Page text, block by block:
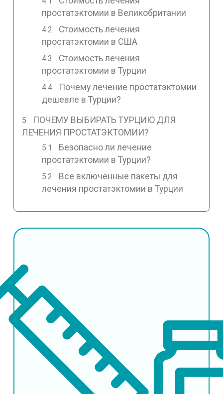
простатэктомии в Великобритании
Стоимость лечения
простатэктомии в США
Стоимость лечения
простатэктомии в Турции
Почему лечение простатэктомии
дешевле в Турции?
ПОЧЕМУ ВЫБИРАТЬ ТУРЦИЮ ДЛЯ
ЛЕЧЕНИЯ ПРОСТАТЭКТОМИИ?
Безопасно ли лечение
простатэктомии в Турции?
Все включенные пакеты для
лечения простатэктомии в Турции